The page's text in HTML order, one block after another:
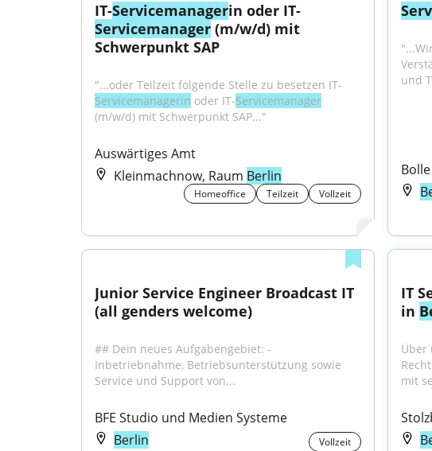
IT-Servicemanagerin oder IT-
Servicemanager (m/w/d) mit
Schwerpunkt SAP
"...oder Teilzeit folgende Stelle zu besetzen IT-
Servicemanagerin oder IT-Servicemanager
(m/w/d) mit Schwerpunkt SAP..."
Auswärtiges Amt
Kleinmachnow, Raum Berlin
Homeoffice Teilzeit Vollzeit
und
Junior Service Engineer Broadcast IT
(all genders welcome)
## Dein neues Aufgabengebiet: -
Inbetriebnahme, Betriebsunterstützung sowie
Service und Support von...
BFE Studio und Medien Systeme
Berlin
Vollzeit
IT
in
Über
mit